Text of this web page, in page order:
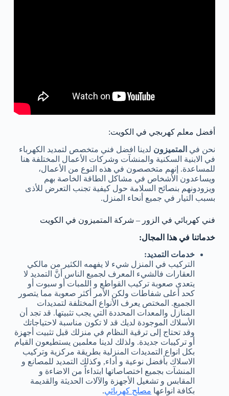
أفضل معلم كهربجي في الكويت:
نحن في المتميزون لدينا افضل فني متخصص لتمديد الكهرباء
في الابنية السكنية والمنشآت وشركات الأعمال المختلفة هنا
للمساعدة. إنهم متخصصون في هذه النوع من الأعمال،
ويساعدون الأشخاص في مشاكل الطاقة الخاصة بهم
ويزودونهم بنصائح السلامة حول كيفية تجنب التعرض للأذى
بسبب التيار في جميع أنحاء المنزل.
فني كهربائي في الزور – شركة المتميزون في الكويت
خدماتنا في هذا المجال:
خدمات التمديد:
التركيب في المنزل شيء لا يفهمه الكثير من مالكي
العقارات فالشيء المعرف لجميع الناس أنَّ التمديد لا
يتعدى صعوبة تركيب القواطع و اللمبات أو سبوت أو
كحد أعلى شفاطات ولكن الأمر أكثر صعوبة مما يتصور
الجميع. المختص يعرف الأنواع المختلفة لتمديدات
المنازل والمعدات المحددة التي يجب تثبيتها. قد تجد أن
الأسلاك الموجودة لديك قد لا تكون مناسبة لاحتياجاتك
وقد تحتاج إلى ترقية النظام في منزلك قبل تثبيت أجهزة
أو تركيبات جديدة. ولذلك لدينا معلمين يستطيعون القيام
بكل انواع التمديدات المنزلية بطريقة مركزية وتركيب
الاسلاك بأفضل نوعية و أداء, وكذلك التمديد للمصانع و
المنشآت بجميع اختصاصاتها ابتداءاً من الاضاءة و
المقابس و تشغيل الأجهزة والآلات الحديثة والقديمة
بكافة انواعها مصلح كهربائي.